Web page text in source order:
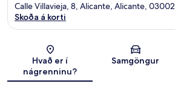
Kort
Calle Villavieja, 8, Alicante, Alicante, 03002
Skoða á korti
Hvað er í
nágrenninu?
Samgöngur